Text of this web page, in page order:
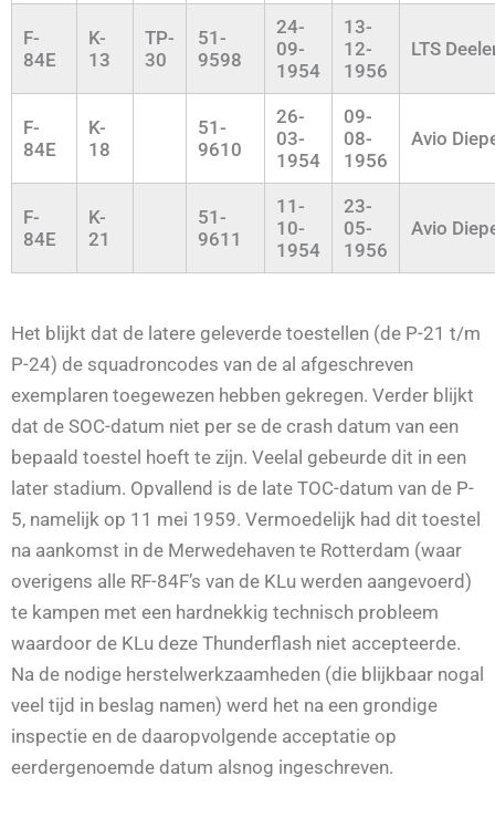
F-
84E
K-
13
TP-
30
51-
9598
24-
09-
1954
13-
12-
1956
LTS
F-
84E
K-
18
51-
9610
26-
03-
1954
09-
08-
1956
Avio
F-
84E
K-
21
51-
9611
11-
10-
1954
23-
05-
1956
Avio
Het blijkt dat de latere geleverde toestellen (de P-21 t/m
P-24) de squadroncodes van de al afgeschreven
exemplaren toegewezen hebben gekregen. Verder blijkt
dat de SOC-datum niet per se de crash datum van een
bepaald toestel hoeft te zijn. Veelal gebeurde dit in een
later stadium. Opvallend is de late TOC-datum van de P-
5, namelijk op 11 mei 1959. Vermoedelijk had dit toestel
na aankomst in de Merwedehaven te Rotterdam (waar
overigens alle RF-84F’s van de KLu werden aangevoerd)
te kampen met een hardnekkig technisch probleem
waardoor de KLu deze Thunderflash niet accepteerde.
Na de nodige herstelwerkzaamheden (die blijkbaar nogal
veel tijd in beslag namen) werd het na een grondige
inspectie en de daaropvolgende acceptatie op
eerdergenoemde datum alsnog ingeschreven.